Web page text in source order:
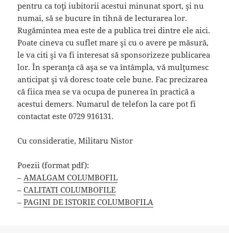
pentru ca toţi iubitorii acestui minunat sport, şi nu
numai, să se bucure în tihnă de lecturarea lor.
Rugămintea mea este de a publica trei dintre ele aici.
Poate cineva cu suflet mare şi cu o avere pe măsură,
le va citi şi va fi interesat să sponsorizeze publicarea
lor. În speranţa că aşa se va întâmpla, vă mulţumesc
anticipat şi vă doresc toate cele bune. Fac precizarea
că fiica mea se va ocupa de punerea în practică a
acestui demers. Numarul de telefon la care pot fi
contactat este 0729 916131.
Cu consideratie, Militaru Nistor
Poezii (format pdf):
–AMALGAM COLUMBOFIL
–CALITATI COLUMBOFILE
–PAGINI DE ISTORIE COLUMBOFILA